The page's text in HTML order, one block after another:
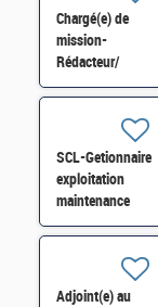
MEN, MESRE,
MSJVA*
Chargé(e) de
mission-
Rédacteur/
Rédactrice à la
juridiques H/F
SCL-Getionnaire
exploitation
maintenance
H/F
Adjoint(e) au